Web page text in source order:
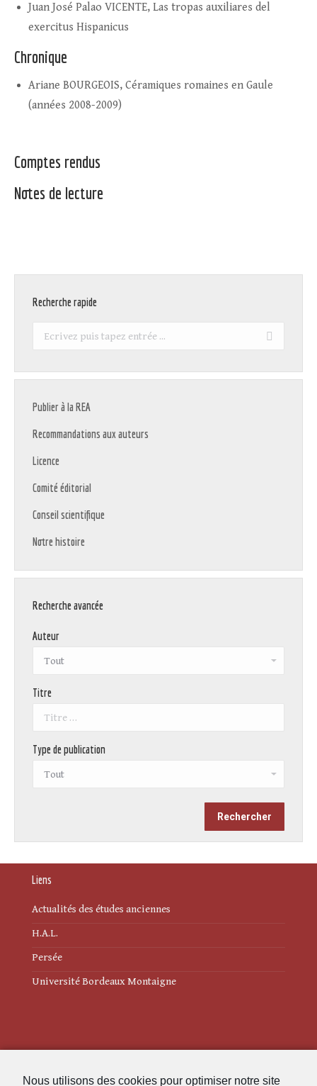
Nous utilisons des cookies pour optimiser notre site
Juan José Palao VICENTE, Las tropas auxiliares del
exercitus Hispanicus
Chronique
Ariane BOURGEOIS, Céramiques romaines en Gaule
(années 2008-2009)
Comptes rendus
Notes de lecture
Recherche rapide
Recherche
Publier à la REA
Recommandations aux auteurs
Licence
Comité éditorial
Conseil scientifique
Notre histoire
Recherche avancée
Auteur
Titre
Type de publication
Liens
Actualités des études anciennes
H.A.L.
Persée
Université Bordeaux Montaigne